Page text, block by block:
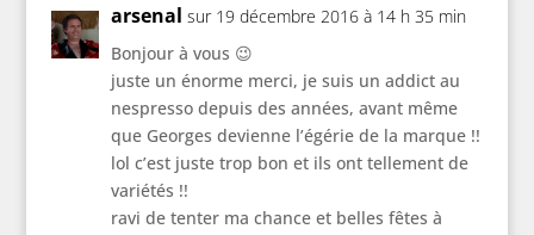
arsenal sur 19 décembre 2016 à 14 h 35 min
Bonjour à vous 😉
juste un énorme merci, je suis un addict au
nespresso depuis des années, avant même
que Georges devienne l’égérie de la marque !!
lol c’est juste trop bon et ils ont tellement de
variétés !!
ravi de tenter ma chance et belles fêtes à